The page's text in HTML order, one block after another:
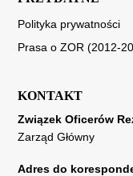
Polityka prywatności
Prasa o ZOR (2012-
KONTAKT
Związek Oficerów
Zarząd Główny
Adres do